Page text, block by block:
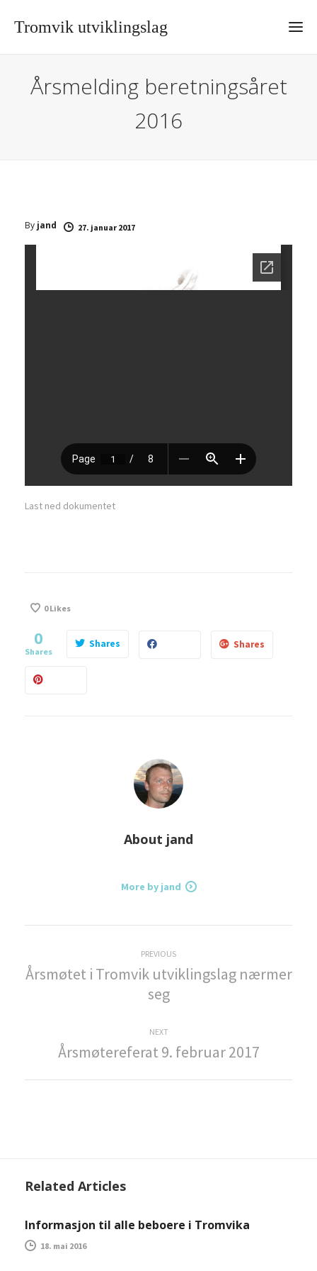
Tromvik utviklingslag
Årsmelding beretningsåret
2016
By jand 27. januar 2017
Last ned dokumentet
0Likes
0
Shares
Shares Shares
About jand
More by jand
n
g
a
i
PREVIOUSPrevious
post:
Årsmøtet i Tromvik utviklingslag nærmer
seg
NEXTNext
post:
Årsmøtereferat 9. februar 2017
Related Articles
Informasjon til alle beboere i Tromvika
18. mai 2016